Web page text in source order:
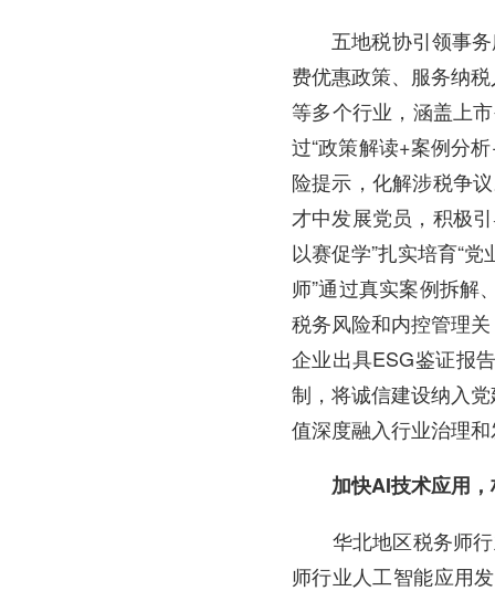
五地税协引领事务
费优惠政策、服务纳
等多个行业，涵盖上
过“政策解读+案例分
险提示，化解涉税争
才中发展党员，积极
以赛促学”扎实培育“
师”通过真实案例拆解
税务风险和内控管理
企业出具ESG鉴证报
制，将诚信建设纳入
值深度融入行业治理
加快AI技术应用
华北地区税务师行
师行业人工智能应用